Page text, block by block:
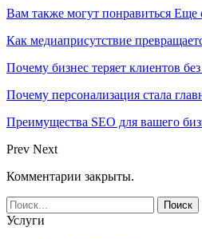
Вам также могут понравиться Еще
Как медиаприсутствие
Почему бизнес теряет клиентов
Почему персонализация стала
Преимущества SEO для вашего
Prev Next
Комментарии закрыты.
Услуги